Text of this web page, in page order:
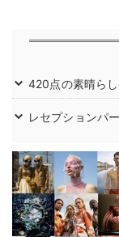
420点の素晴ら
レセプションパ